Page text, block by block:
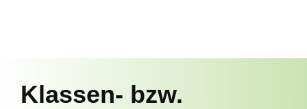
Klassen- bzw.